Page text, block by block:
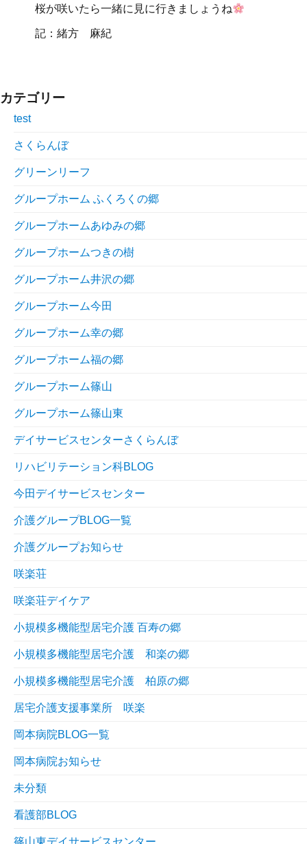
桜が咲いたら一緒に見に行きましょうね
記：緒方 麻紀
カテゴリー
test
さくらんぼ
グリーンリーフ
グループホーム ふくろくの郷
グループホームあゆみの郷
グループホームつきの樹
グループホーム井沢の郷
グループホーム今田
グループホーム幸の郷
グループホーム福の郷
グループホーム篠山
グループホーム篠山東
デイサービスセンターさくらんぼ
リハビリテーション科BLOG
今田デイサービスセンター
介護グループBLOG一覧
介護グループお知らせ
咲楽荘
咲楽荘デイケア
小規模多機能型居宅介護 百寿の郷
小規模多機能型居宅介護 和楽の郷
小規模多機能型居宅介護 柏原の郷
居宅介護支援事業所 咲楽
岡本病院BLOG一覧
岡本病院お知らせ
未分類
看護部BLOG
篠山東デイサービスセンター